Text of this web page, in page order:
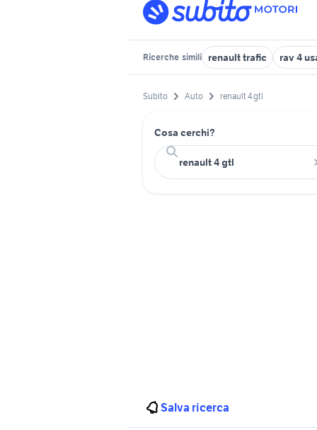
Ricerche simili renault trafic rav 4
Subito Auto renault 4 gtl
Cosa cerchi?
Salva ricerca